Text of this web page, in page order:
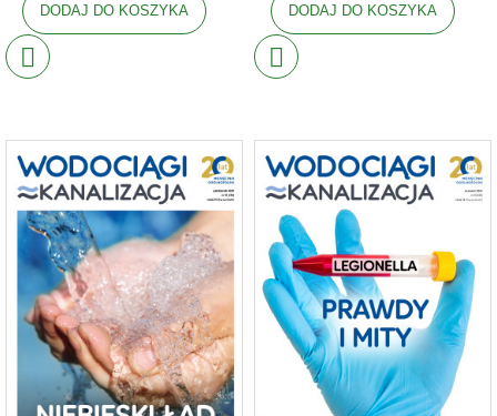
DODAJ DO KOSZYKA DODAJ DO KOSZYKA